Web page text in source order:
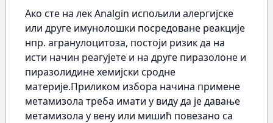
Ако сте на лек Analgin испољили алергијске
или друге имунолошки посредоване реакције
нпр. агранулоцитоза, постоји ризик да на
исти начин реагујете и на друге пиразолоне и
пиразолидине хемијски cродне
материје.Приликом избора начина примене
метамизола треба имати у виду да је давање
метамизола у вену или мишић повезано са